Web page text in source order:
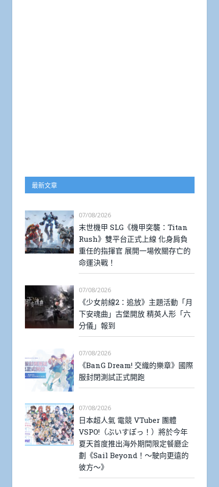
最新文章
07/08/2026
末世機甲 SLG《機甲突襲：Titan
Rush》雙平台正式上線 化身肩負
重任的指揮官 展開一場攸關存亡的
命運決戰！
07/08/2026
《少女前線2：追放》主題活動「月
下安魂曲」古堡開放 精英人形「六
分儀」報到
07/08/2026
《BanG Dream! 交織的樂章》國際
服封閉測試正式開跑
07/08/2026
日本超人氣 電競 VTuber 團體
VSPO!（ぶいすぽっ！）將於今年
夏天首度推出海外期間限定餐廳企
劃《Sail Beyond！～駛向更遠的
彼方～》